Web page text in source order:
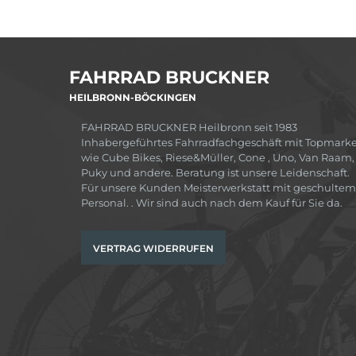
FAHRRAD BRUCKNER
HEILBRONN-BÖCKINGEN
FAHRRAD BRUCKNER Heilbronn seit 1983
Inhabergeführtes Fahrradfachgeschäft mit
wie Cube Bikes, Riese&Müller, Cone , Uno, Van Raam,
Puky und andere. Beratung ist unsere Leidenschaft.
Für unsere Kunden Meisterwerkstatt mit geschultem
Personal. . Wir sind auch nach dem Kauf für Sie da.
VERTRAG WIDERRUFEN